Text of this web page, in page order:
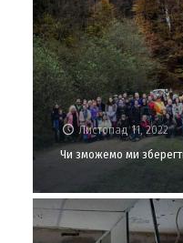
Листопад 11, 2022
Чи зможемо ми